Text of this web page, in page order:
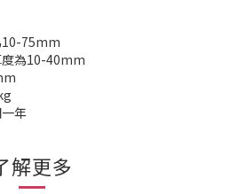
10-75mm
度為10-40mm
年
解更多